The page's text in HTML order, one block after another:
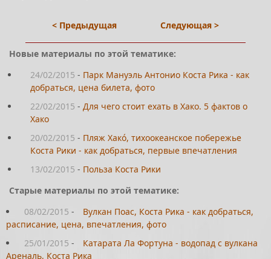
< Предыдущая Следующая >
Новые материалы по этой тематике:
24/02/2015 - Парк Мануэль Антонио Коста Рика - как
добраться, цена билета, фото
22/02/2015 - Для чего стоит ехать в Хако. 5 фактов о
Хако
20/02/2015 - Пляж Хакó, тихоокеанское побережье
Коста Рики - как добраться, первые впечатления
13/02/2015 - Польза Коста Рики
Старые материалы по этой тематике:
08/02/2015 -
Вулкан Поас, Коста Рика - как добраться,
расписание, цена, впечатления, фото
25/01/2015 -
Катарата Ла Фортуна - водопад с вулкана
Ареналь, Коста Рика